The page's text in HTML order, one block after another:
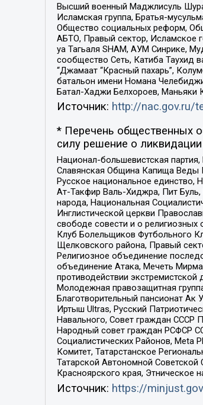
Высший военный Маджлисуль
Исламская группа, Братья-
Общество социальных реформ,
АБТО, Правый сектор, Исламское
уа Тагьаля SHAM, АУМ Синрике,
сообщество Сеть, Катиба Таухид
“Джамаат “Красный пахарь”,
батальон имени Номана
Батал-Хаджи Белхороев, Маньяки
Источник: http://nac.gov.ru/
* Перечень общественных
силу решение о
Национал-большевистская
Славянская Община Капища Веды
Русское национальное
Ат-Такфир Валь-Хиджра, Пит
народа, Национальная
Инглистической церкви
свободе совести и о религиозных
Клуб Болельщиков Футбольного
Щелковского района, Правый
Религиозное объединение
объединение Атака, Мечеть
противодействии
Молодежная правозащитная
Благотворительный пансионат Ак
Иртыш Ultras, Русский
Навального, Совет граждан СССР
Народный совет граждан РСФСР
Социалистических Районов, Meta
Комитет, Татарстанское
Татарской Автономной Советской
Красноярского края,
Источник: https://